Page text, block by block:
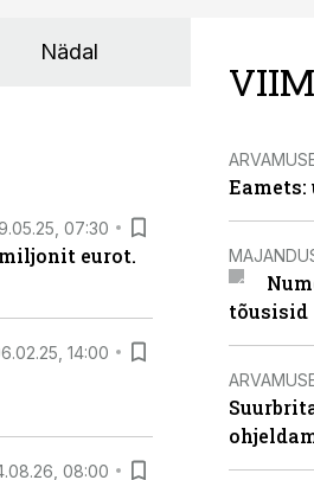
Nädal
07:30
eurot.
14:00
08:00
Eamets:
tõusisid